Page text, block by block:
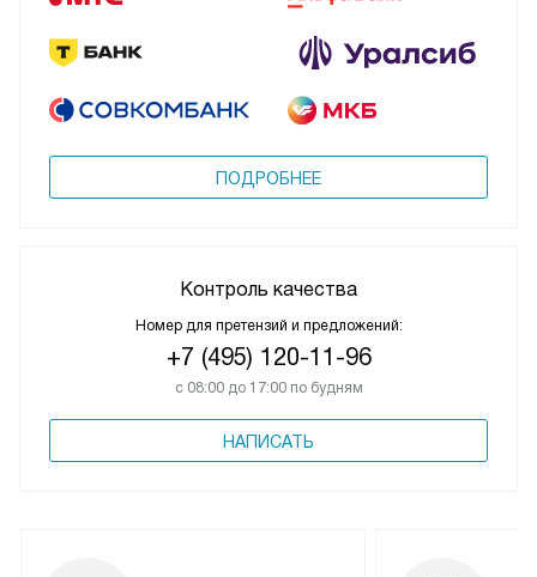
ПОДРОБНЕЕ
Контроль качества
Номер для претензий и предложений:
+7 (495) 120-11-96
с 08:00 до 17:00 по будням
НАПИСАТЬ